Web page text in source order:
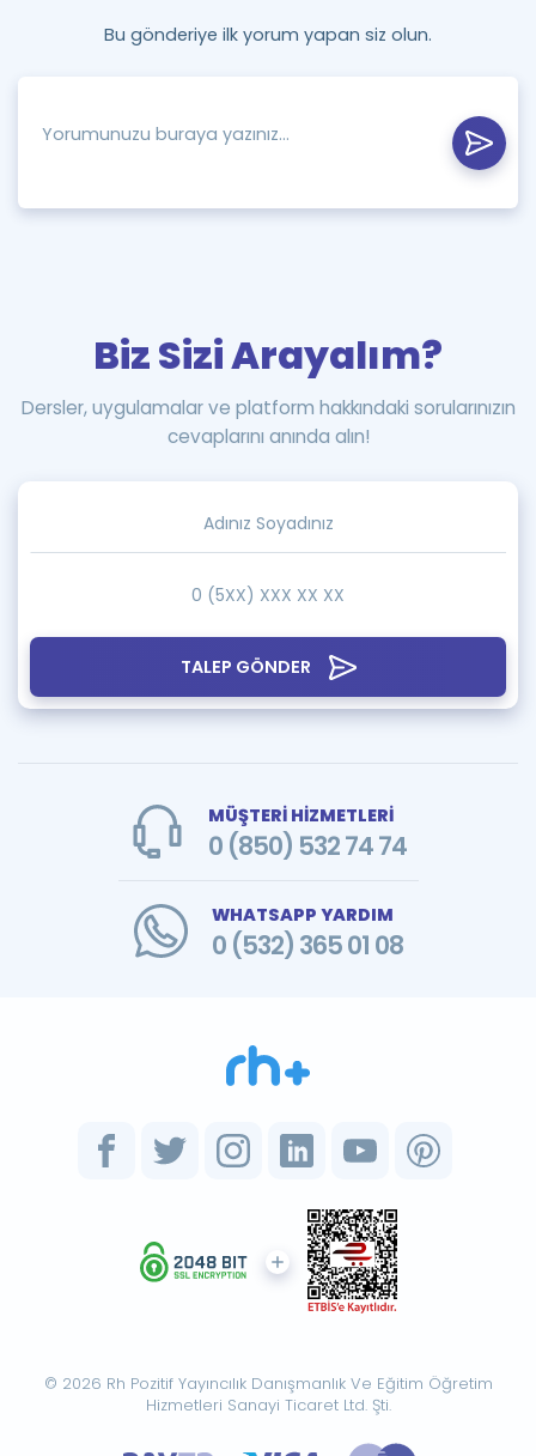
Bu gönderiye ilk yorum yapan siz olun.
TALEP GÖNDER
Biz Sizi Arayalım?
Dersler, uygulamalar ve platform hakkındaki sorularınızın
cevaplarını anında alın!
MÜŞTERİ HİZMETLERİ
0 (850) 532 74 74
WHATSAPP YARDIM
0 (532) 365 01 08
© 2026 Rh Pozitif Yayıncılık Danışmanlık Ve Eğitim Öğretim
Hizmetleri Sanayi Ticaret Ltd. Şti.